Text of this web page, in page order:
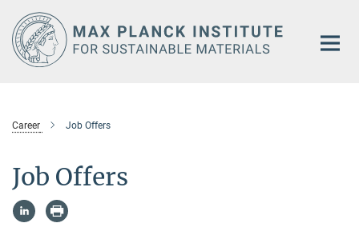
Main-
Content
Career Job Offers
Job Offers